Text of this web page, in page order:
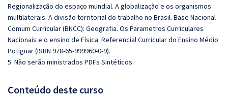
Regionalização do espaço mundial. A globalização e os organismos
multilaterais. A divisão territorial do trabalho no Brasil. Base Nacional
Comum Curricular (BNCC): Geografia. Os Parametros Curriculares
Nacionais e o ensino de Física. Referencial Curricular do Ensino Médio
Potiguar (ISBN 978-65-999960-0-9).
5. Não serão ministrados PDFs Sintéticos.
Conteúdo deste curso